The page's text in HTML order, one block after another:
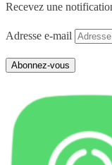
Recevez une
Adresse e-mail
Abonnez-vous